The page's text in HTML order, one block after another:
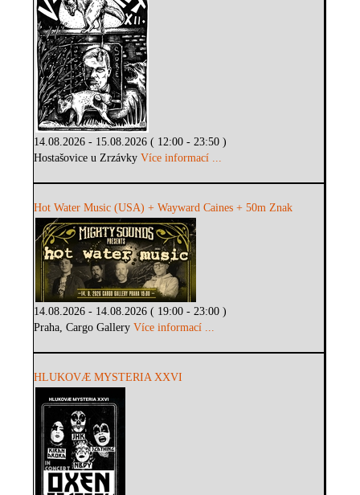
14.08.2026 - 15.08.2026 ( 12:00 - 23:50 )
Hostašovice u ZrzávkyVíce informací ...
Hot Water Music (USA) + Wayward Caines + 50m Znak
14.08.2026 - 14.08.2026 ( 19:00 - 23:00 )
Praha, Cargo GalleryVíce informací ...
HLUKOVÆ MYSTERIA XXVI